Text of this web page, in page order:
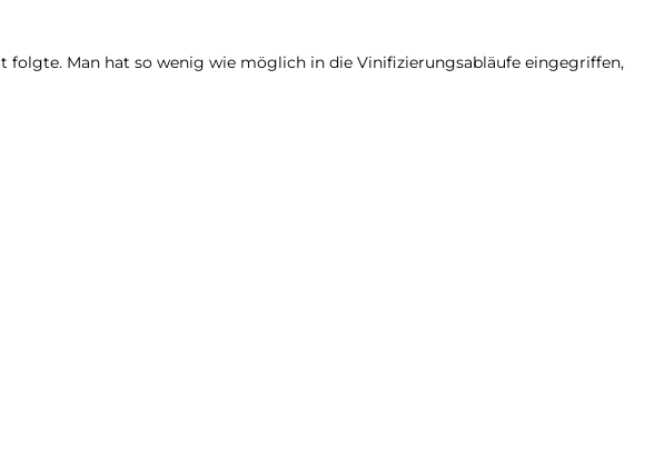
folgte. Man hat so wenig wie möglich in die Vinifizierungsabläufe eingegriffen,